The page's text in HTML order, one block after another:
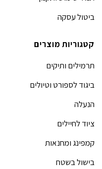
ביטול עסקה
קטגוריות מוצרים
תרמילים ותיקים
ביגוד לספורט וטיולים
הנעלה
ציוד לחיילים
קמפינג ומחנאות
בישול בשטח